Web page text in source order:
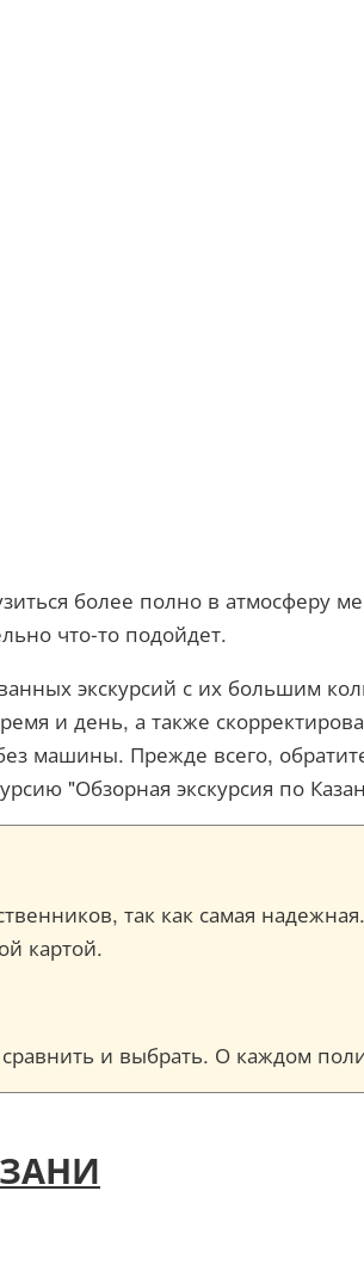
более полно в атмосферу
что-то подойдет.
экскурсий с их большим
и день, а также
машины. Прежде всего,
"Обзорная экскурсия по
так как самая
картой.
сравнить и выбрать. О каждом